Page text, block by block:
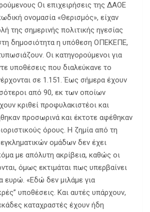
Οι επιχειρήσεις της ΔΑΟΕ
ονομασία «Θερισμός», είχαν
της σημερινής πολιτικής ηγεσίας
δημοσιότητα η υπόθεση ΟΠΕΚΕΠΕ,
Οι κατηγορούμενοι για
υποθέσεις που διαλεύκανε το
σε 1.151. Έως σήμερα έχουν
από 90, εκ των οποίων
κριθεί προφυλακιστέοι και
προσωρινά και έκτοτε αφέθηκαν
όρους. Η ζημία από τη
ομάδων δεν έχει
με απόλυτη ακρίβεια, καθώς οι
όμως εκτιμάται πως υπερβαίνει
ευρώ. «Εδώ δεν μιλάμε για
υποθέσεις. Και αυτές υπάρχουν,
καταχραστές έχουν ήδη